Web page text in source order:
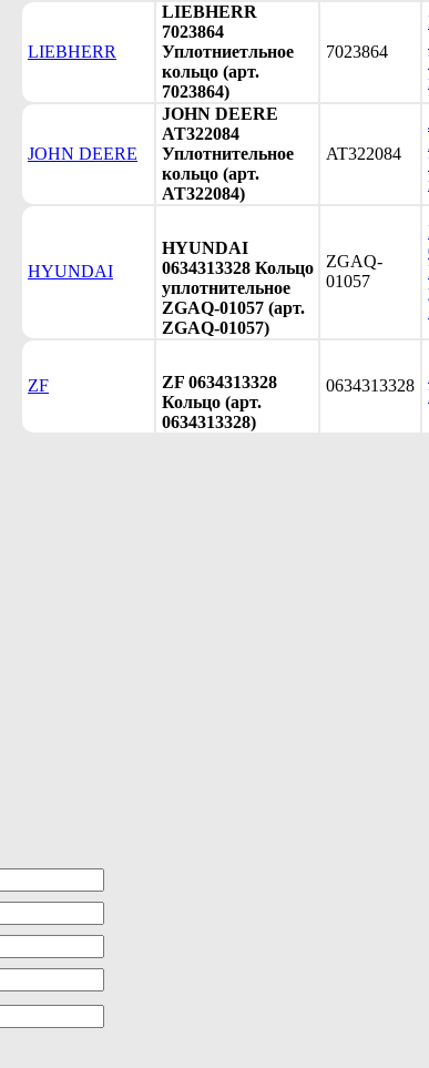
LIEBHERR
LIEBHERR
7023864
Уплотниетльное
кольцо (арт.
7023864)
7023864
JOHN DEERE
JOHN DEERE
AT322084
Уплотнительное
кольцо (арт.
AT322084)
AT322084
HYUNDAI
HYUNDAI
0634313328 Кольцо
уплотнительное
ZGAQ-01057 (арт.
ZGAQ-01057)
ZGAQ-
01057
ZF
ZF 0634313328
Кольцо (арт.
0634313328)
0634313328